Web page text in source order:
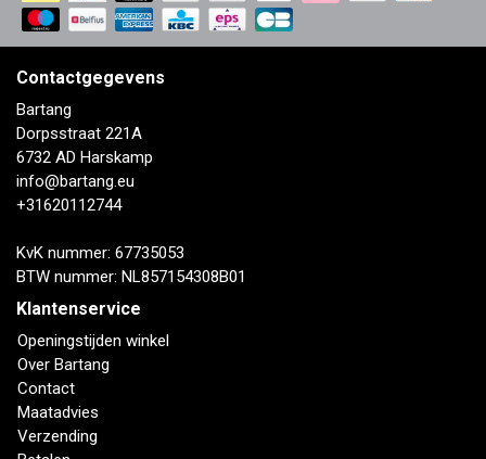
Contactgegevens
Bartang
Dorpsstraat 221A
6732 AD Harskamp
info@bartang.eu
+31620112744
KvK nummer: 67735053
BTW nummer: NL857154308B01
Klantenservice
Openingstijden winkel
Over Bartang
Contact
Maatadvies
Verzending